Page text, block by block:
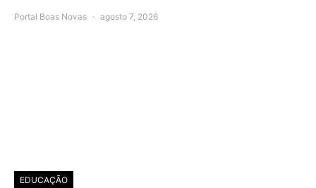
Portal Boas Novas agosto 7, 2026
EDUCAÇÃO